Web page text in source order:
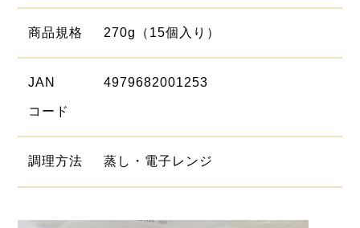
商品規格 270g（15個入り）
JAN
コード
4979682001253
調理方法 蒸し・電子レンジ